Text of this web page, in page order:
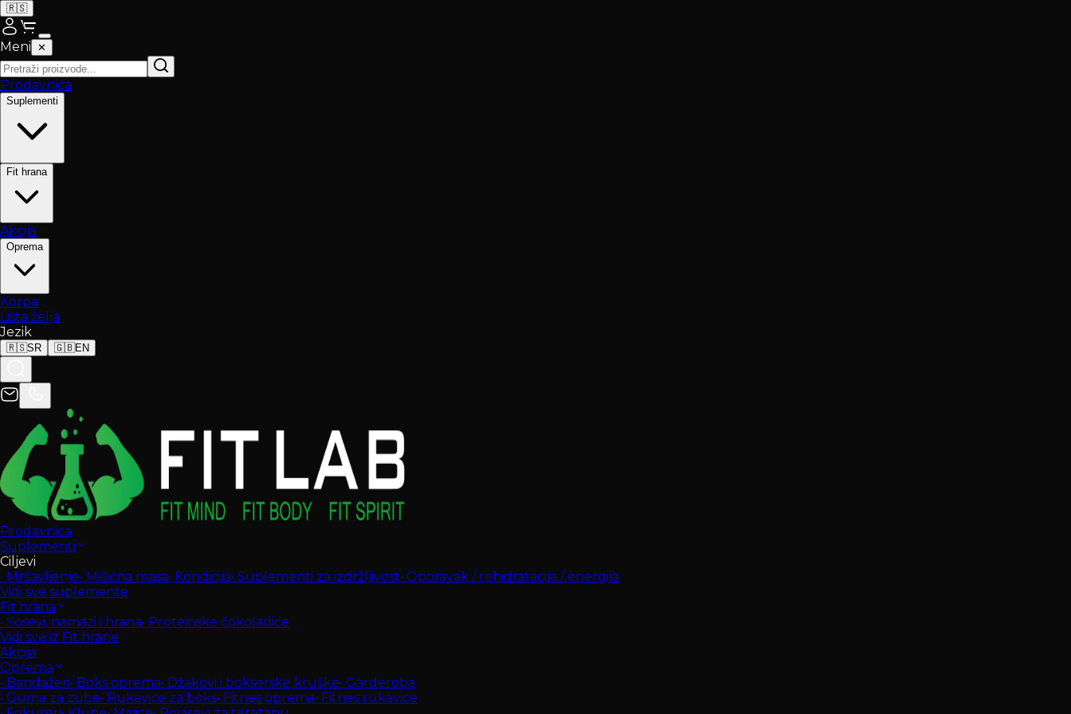
🇷🇸
Meni ✕
Prodavnica
Suplementi
Fit hrana
Akcija
Oprema
Korpa
Lista želja
Jezik
🇷🇸SR 🇬🇧EN
Prodavnica
Suplementi
Ciljevi
• Mršavljenje• Mišićna masa• Kondicija• Suplementi za izdržljivost• Oporavak / rehidratacija / energija
Vidi sve suplemente
Fit hrana
• Sosevi, namazi i hrana• Proteinske čokoladice
Vidi sve iz Fit hrane
Akcija
Oprema
• Bandažeri• Boks oprema• Džakovi i bokserske kruške• Garderoba
• Guma za zube• Rukavice za boks• Fitnes oprema• Fitnes rukavice